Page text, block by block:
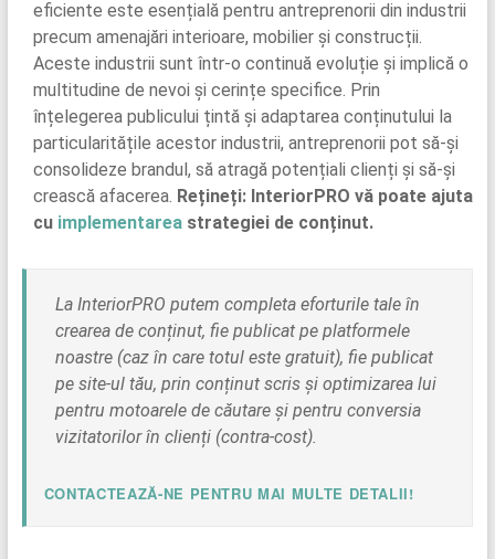
eficiente este esențială pentru antreprenorii din industrii
precum amenajări interioare, mobilier și construcții.
Aceste industrii sunt într-o continuă evoluție și implică o
multitudine de nevoi și cerințe specifice. Prin
înțelegerea publicului țintă și adaptarea conținutului la
particularitățile acestor industrii, antreprenorii pot să-și
consolideze brandul, să atragă potențiali clienți și să-și
crească afacerea. Rețineți: InteriorPRO vă poate ajuta
cu implementareastrategiei de conținut.
La InteriorPRO putem completa eforturile tale în
crearea de conținut, fie publicat pe platformele
noastre (caz în care totul este gratuit), fie publicat
pe site-ul tău, prin conținut scris și optimizarea lui
pentru motoarele de căutare și pentru conversia
vizitatorilor în clienți (contra-cost).
CONTACTEAZĂ-NE PENTRU MAI MULTE DETALII!